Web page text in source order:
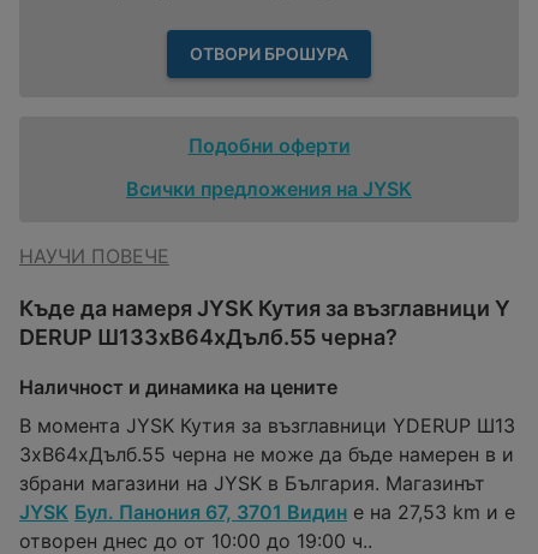
ОТВОРИ БРОШУРА
Подобни оферти
Всички предложения на JYSK
НАУЧИ ПОВЕЧЕ
Къде да намеря JYSK Кутия за възглавници Y
DERUP Ш133xВ64xДълб.55 черна?
Наличност и динамика на цените
В момента JYSK Кутия за възглавници YDERUP Ш13
3xВ64xДълб.55 черна не може да бъде намерен в и
збрани магазини на JYSK в България. Магазинът
JYSK Бул. Панония 67, 3701 Видин е на 27,53 km и е
отворен днес до от 10:00 до 19:00 ч..